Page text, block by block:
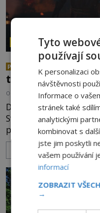
ZÁHADY HISTORIE
PREMIUM
Zmizelo
templářského
OD ANDREA ŠULCOVÁ 29.7.2026
Do Jeruzaléma míří
Svatou zem dobijí
pochodují dobrodruzi
všechny je tam ale bezpečno. V
hemží nebezpečnými
1119 se proto
(asi 1070–1136)
bude poutníky chránit
ZOBRAZIT VÍCE
Tyto
používají
K personalizaci
návštěvnosti
Informace o
stránek také
analytickými
kombinovat s
jste jim poskytli
vašem používání
informací
ZOBRAZIT
→